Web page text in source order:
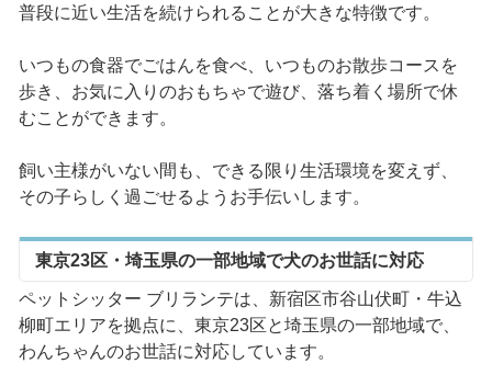
普段に近い生活を続けられることが大きな特徴です。
いつもの食器でごはんを食べ、いつものお散歩コースを
歩き、お気に入りのおもちゃで遊び、落ち着く場所で休
むことができます。
飼い主様がいない間も、できる限り生活環境を変えず、
その子らしく過ごせるようお手伝いします。
東京23区・埼玉県の一部地域で犬のお世話に対応
ペットシッター ブリランテは、新宿区市谷山伏町・牛込
柳町エリアを拠点に、東京23区と埼玉県の一部地域で、
わんちゃんのお世話に対応しています。